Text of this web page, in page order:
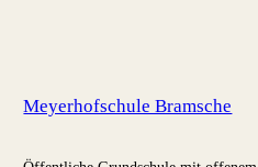
Meyerhofschule Bramsche